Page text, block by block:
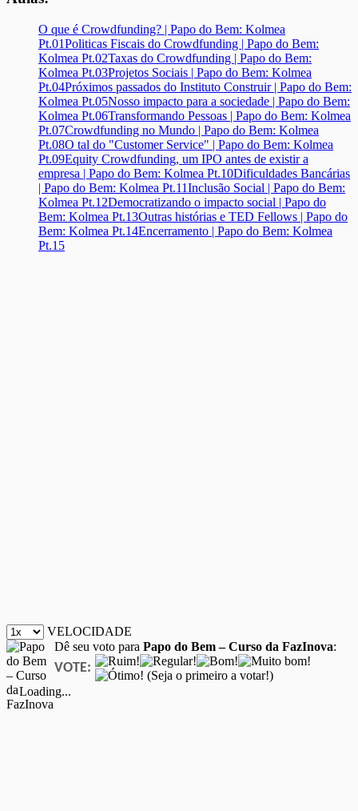
O que é Crowdfunding? | Papo do Bem: Kolmea
Pt.01Politicas Fiscais do Crowdfunding | Papo do Bem:
Kolmea Pt.02Taxas do Crowdfunding | Papo do Bem:
Kolmea Pt.03Projetos Sociais | Papo do Bem: Kolmea
Pt.04Próximos passados do Instituto Construir | Papo do Bem:
Kolmea Pt.05Nosso impacto para a sociedade | Papo do Bem:
Kolmea Pt.06Transformando Pessoas | Papo do Bem: Kolmea
Pt.07Crowdfunding no Mundo | Papo do Bem: Kolmea
Pt.08O tal do "Customer Service" | Papo do Bem: Kolmea
Pt.09Equity Crowdfunding, um IPO antes de existir a
empresa | Papo do Bem: Kolmea Pt.10Dificuldades Bancárias
| Papo do Bem: Kolmea Pt.11Inclusão Social | Papo do Bem:
Kolmea Pt.12Democratizando o impacto social | Papo do
Bem: Kolmea Pt.13Outras histórias e TED Fellows | Papo do
Bem: Kolmea Pt.14Encerramento | Papo do Bem: Kolmea
Pt.15
VELOCIDADE
Dê seu voto para Papo do Bem – Curso da FazInova:
VOTE:
(Seja o primeiro a votar!)
Loading...